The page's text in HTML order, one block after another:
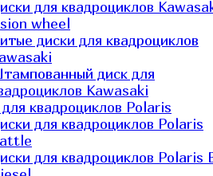
для квадроциклов
wheel
диски для квадроциклов
диск для
Kawasaki​
квадроциклов Polaris
для квадроциклов Polaris
для квадроциклов Polaris